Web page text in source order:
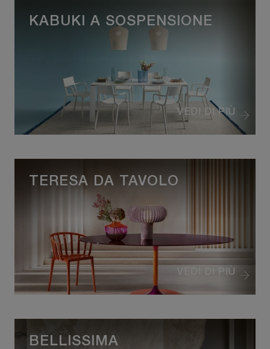
VEDI DI PIÙ
KABUKI A SOSPENSIONE
VEDI DI PIÙ
TERESA DA TAVOLO
BELLISSIMA